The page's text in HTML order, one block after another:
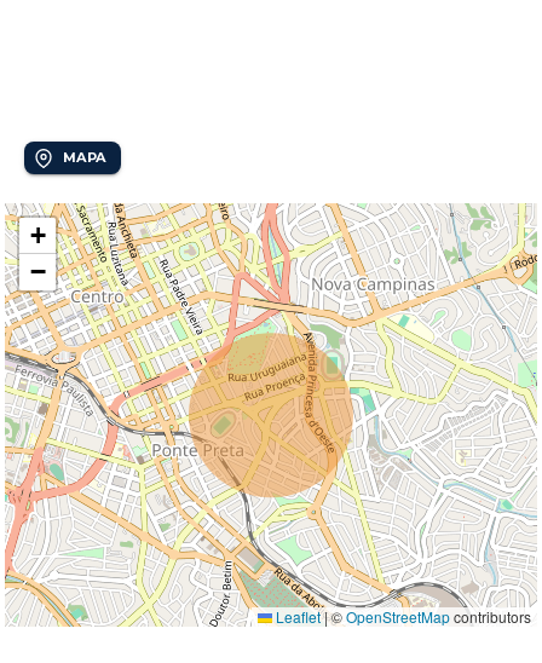
MAPA
+
−
Leaflet|©OpenStreetMapcontributors